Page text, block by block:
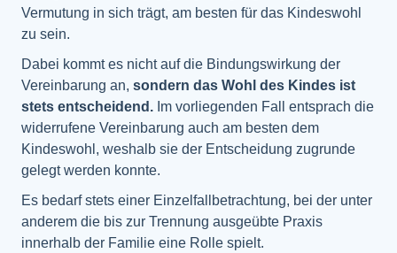
Vermutung in sich trägt, am besten für das Kindeswohl
zu sein.
Dabei kommt es nicht auf die Bindungswirkung der
Vereinbarung an, sondern das Wohl des Kindes ist
stets entscheidend. Im vorliegenden Fall entsprach die
widerrufene Vereinbarung auch am besten dem
Kindeswohl, weshalb sie der Entscheidung zugrunde
gelegt werden konnte.
Es bedarf stets einer Einzelfallbetrachtung, bei der unter
anderem die bis zur Trennung ausgeübte Praxis
innerhalb der Familie eine Rolle spielt.